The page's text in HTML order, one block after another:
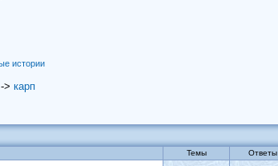
истории
> карп
Темы Ответы